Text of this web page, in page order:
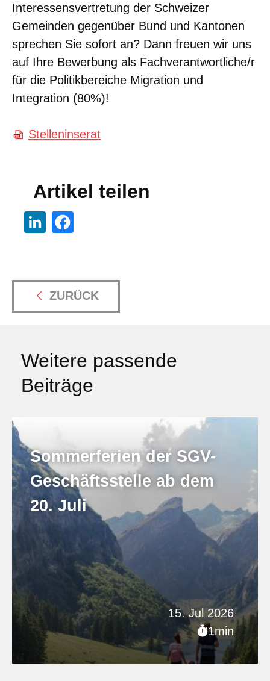
Interessensvertretung der Schweizer
Gemeinden gegenüber Bund und Kantonen
sprechen Sie sofort an? Dann freuen wir uns
auf Ihre Bewerbung als Fachverantwortliche/r
für die Politikbereiche Migration und
Integration (80%)!
Stelleninserat
Artikel teilen
ZURÜCK
Weitere passende
Beiträge
15. Jul 2026
1min
Sommerferien der SGV-
Geschäftsstelle ab dem
20. Juli